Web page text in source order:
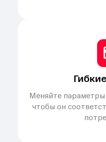
Меняйте
чтобы он